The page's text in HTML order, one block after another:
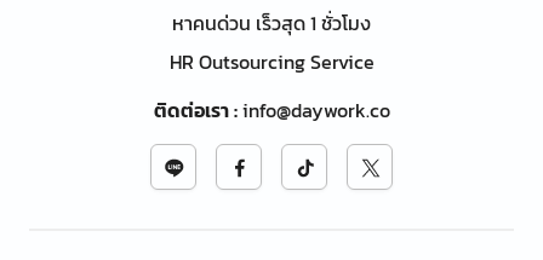
หาคนด่วน เร็วสุด 1 ชั่วโมง
HR Outsourcing Service
ติดต่อเรา:info@daywork.co